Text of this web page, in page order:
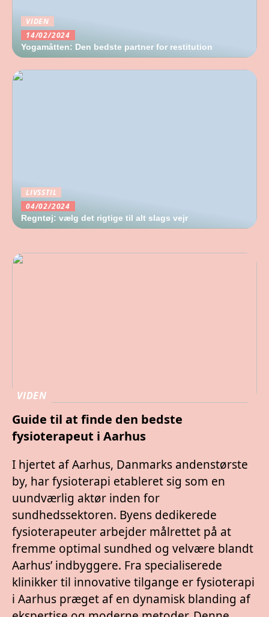
VIDEN
14/02/2024
Yogamåtten: Den bedste partner for restitution
LIVSSTIL
04/02/2024
Regntøj: vælg det rigtige til alt slags vejr
VIDEN
Guide til at finde den bedste
fysioterapeut i Aarhus
I hjertet af Aarhus, Danmarks andenstørste
by, har fysioterapi etableret sig som en
uundværlig aktør inden for
sundhedssektoren. Byens dedikerede
fysioterapeuter arbejder målrettet på at
fremme optimal sundhed og velvære blandt
Aarhus’ indbyggere. Fra specialiserede
klinikker til innovative tilgange er fysioterapi
i Aarhus præget af en dynamisk blanding af